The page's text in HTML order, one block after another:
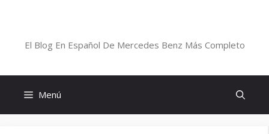
El Blog En Español De Mercedes Benz Más Completo
Menú